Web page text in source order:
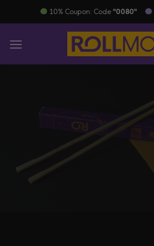
Inhalt
​ 10% Coupon: Code "0080"